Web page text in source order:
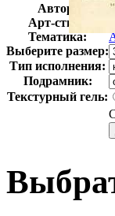
Автор:
Арт-стиль
Тематика:
Выберите размер:
Тип исполнения:
Подрамник:
Текстурный гель: